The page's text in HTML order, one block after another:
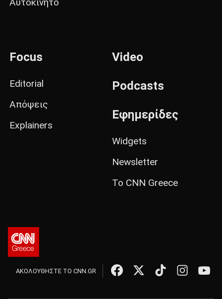
Αυτοκίνητο
Focus
Editorial
Απόψεις
Explainers
Video
Podcasts
Εφημερίδες
Widgets
Newsletter
Το CNN Greece
ΑΚΟΛΟΥΘΗΣΤΕ ΤΟ CNN.GR